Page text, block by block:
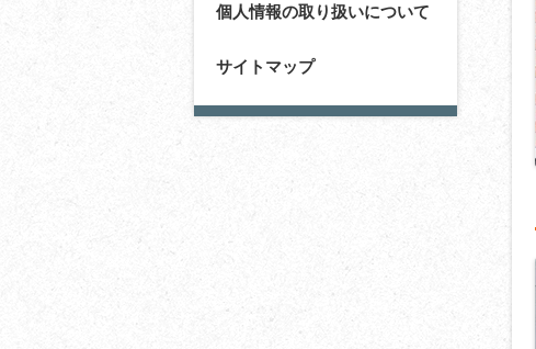
個人情報の取り扱いについて
サイトマップ